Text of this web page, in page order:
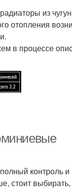
из
отопления
в процессе
контроль и
стоит выбирать,